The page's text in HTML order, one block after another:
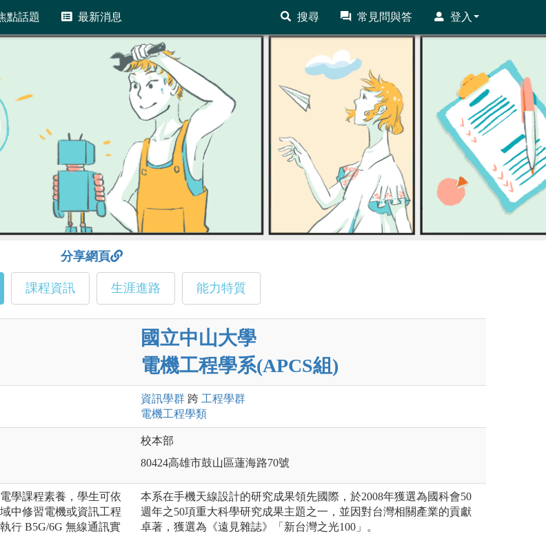
點話題 最新消息 搜尋 常見問與答 登入
分享網頁
課程資訊 生涯進路 能力特質
國立中山大學
電機工程學系(APCS組)
資訊學群 跨 工程學群
電機工程學類
校本部
80424高雄市鼓山區蓮海路70號
學課程素養，學生可依
中修習電機或資訊工程
行 B5G/6G 無線通訊實
本系在手機天線設計的研究成果領先國際，於2008年獲選為國科會50
週年之50項重大科學研究成果主題之一，並因對台灣相關產業的貢獻
卓著，獲選為《遠見雜誌》「新台灣之光100」。